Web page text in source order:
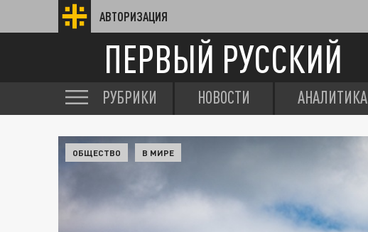
АВТОРИЗАЦИЯ
ПЕРВЫЙ РУССКИЙ
РУБРИКИ НОВОСТИ АНАЛИТИКА
ОБЩЕСТВО В МИРЕ